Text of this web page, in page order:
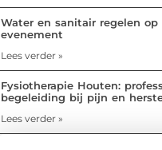
Water en sanitair regelen op
evenement
Lees verder »
Fysiotherapie Houten:
begeleiding bij pijn en
Lees verder »